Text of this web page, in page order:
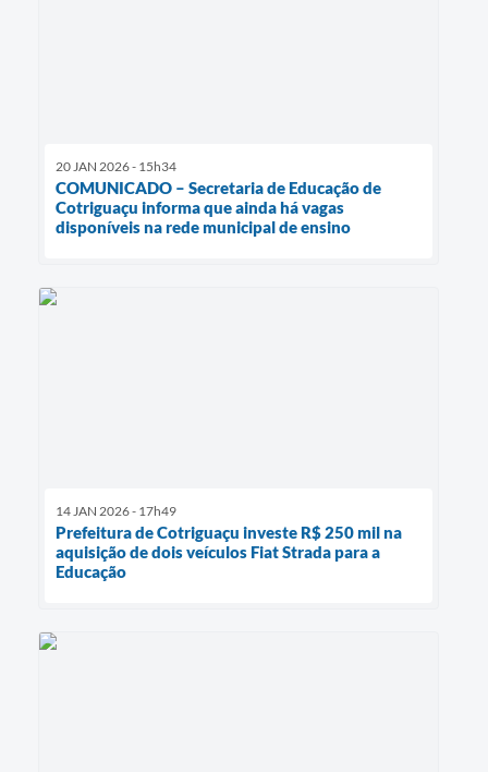
20 JAN 2026 - 15h34
COMUNICADO – Secretaria de Educação de
Cotriguaçu informa que ainda há vagas
disponíveis na rede municipal de ensino
14 JAN 2026 - 17h49
Prefeitura de Cotriguaçu investe R$ 250 mil na
aquisição de dois veículos Fiat Strada para a
Educação